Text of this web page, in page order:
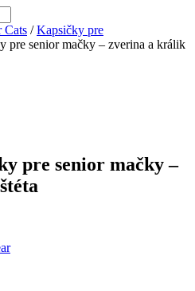
Cats /Kapsičky pre
pre senior mačky – zverina a králik
pre senior mačky –